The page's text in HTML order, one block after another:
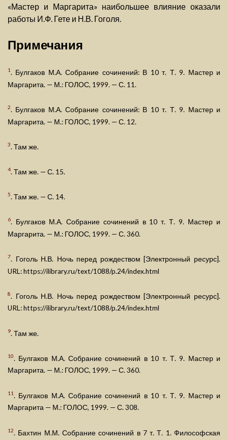
«Мастер и Маргарита» наибольшее влияние оказали
работы И.Ф. Гете и Н.В. Гоголя.
Примечания
1. Булгаков М.А. Собрание сочинений: В 10 т. Т. 9. Мастер и
Маргарита. — М.: ГОЛОС, 1999. — С. 11.
2. Булгаков М.А. Собрание сочинений: В 10 т. Т. 9. Мастер и
Маргарита. — М.: ГОЛОС, 1999. — С. 12.
3. Там же.
4. Там же. — С. 15.
5. Там же. — С. 14.
6. Булгаков М.А. Собрание сочинений в 10 т. Т. 9. Мастер и
Маргарита. — М.: ГОЛОС, 1999. — С. 360.
7. Гоголь Н.В. Ночь перед рождеством [Электронный ресурс].
URL: https://ilibrary.ru/text/1088/p.24/index.html
8. Гоголь Н.В. Ночь перед рождеством [Электронный ресурс].
URL: https://ilibrary.ru/text/1088/p.24/index.html
9. Там же.
10. Булгаков М.А. Собрание сочинений в 10 т. Т. 9. Мастер и
Маргарита. — М.: ГОЛОС, 1999. — С. 360.
11. Булгаков М.А. Собрание сочинений в 10 т. Т. 9. Мастер и
Маргарита — М.: ГОЛОС, 1999. — С. 308.
12
. Бахтин М.М. Собрание сочинений в 7 т. Т. 1. Философская